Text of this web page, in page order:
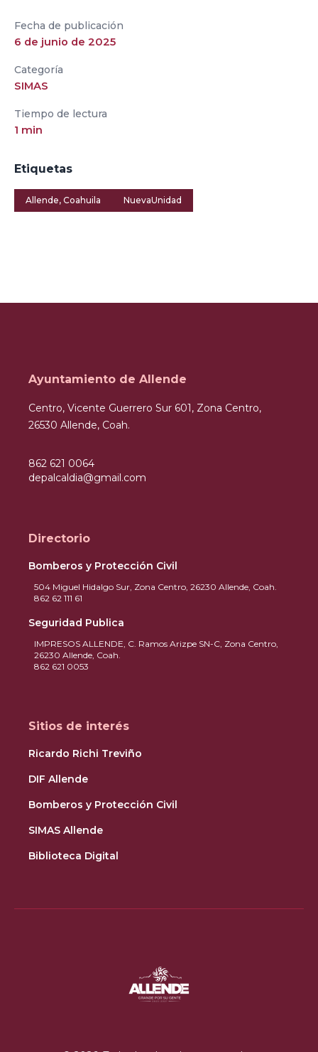
Fecha de publicación
6 de junio de 2025
Categoría
SIMAS
Tiempo de lectura
1 min
Etiquetas
Allende, Coahuila NuevaUnidad
Ayuntamiento de Allende
Centro, Vicente Guerrero Sur 601, Zona Centro,
26530 Allende, Coah.
862 621 0064
depalcaldia@gmail.com
Directorio
Bomberos y Protección Civil
504 Miguel Hidalgo Sur, Zona Centro, 26230 Allende, Coah.
862 62 111 61
Seguridad Publica
IMPRESOS ALLENDE, C. Ramos Arizpe SN-C, Zona Centro,
26230 Allende, Coah.
862 621 0053
Sitios de interés
Ricardo Richi Treviño
DIF Allende
Bomberos y Protección Civil
SIMAS Allende
Biblioteca Digital